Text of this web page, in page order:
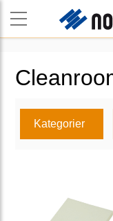
Kategorier